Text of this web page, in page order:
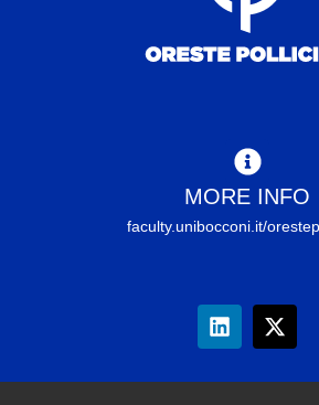
MORE INFO
faculty.unibocconi.it/